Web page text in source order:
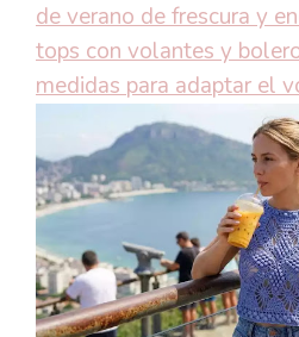
de verano de frescura y
tops con volantes y
medidas para adaptar el